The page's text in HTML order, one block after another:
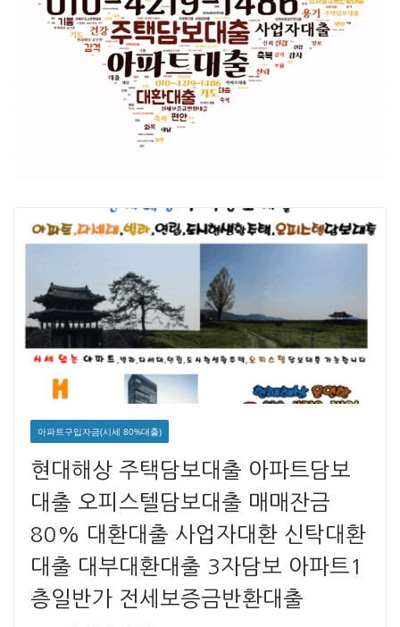
아파트구입자금(시세 80%대출)
현대해상 주택담보대출 아파트담보
대출 오피스텔담보대출 매매잔금
80% 대환대출 사업자대환 신탁대환
대출 대부대환대출 3자담보 아파트1
층일반가 전세보증금반환대출